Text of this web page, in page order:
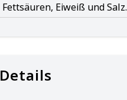
Fettsäuren, Eiweiß und Salz.
Details